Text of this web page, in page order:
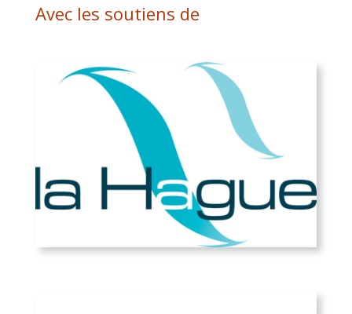
Avec les soutiens de